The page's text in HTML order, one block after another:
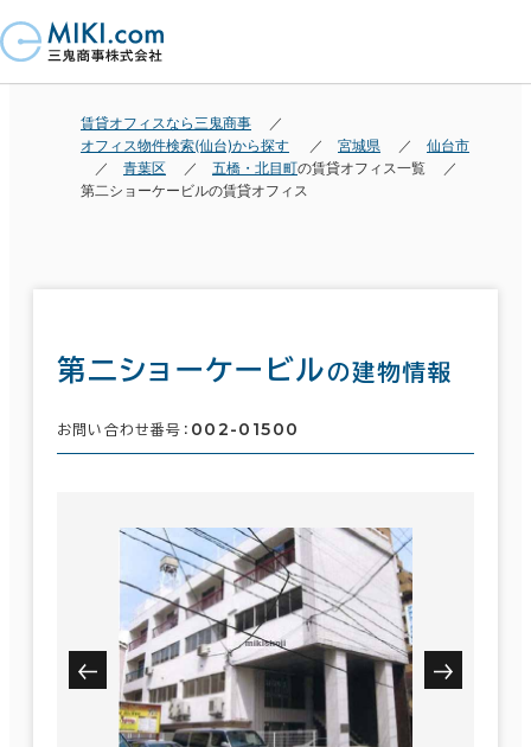
賃貸オフィスなら三鬼商事
オフィス物件検索(仙台)から探す
宮城県
仙台市
青葉区
五橋・北目町の賃貸オフィス一覧
第二ショーケービルの賃貸オフィス
第二ショーケービルの建物情報
お問い合わせ番号： 002-01500